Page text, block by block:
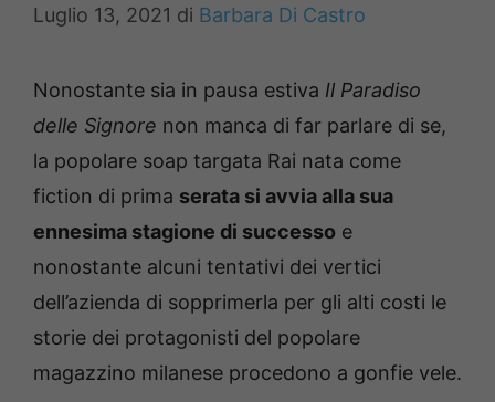
Luglio 13, 2021 di Barbara Di Castro
Nonostante sia in pausa estiva Il Paradiso
delle Signore non manca di far parlare di se,
la popolare soap targata Rai nata come
fiction di prima serata si avvia alla sua
ennesima stagione di successo e
nonostante alcuni tentativi dei vertici
dell’azienda di sopprimerla per gli alti costi le
storie dei protagonisti del popolare
magazzino milanese procedono a gonfie vele.